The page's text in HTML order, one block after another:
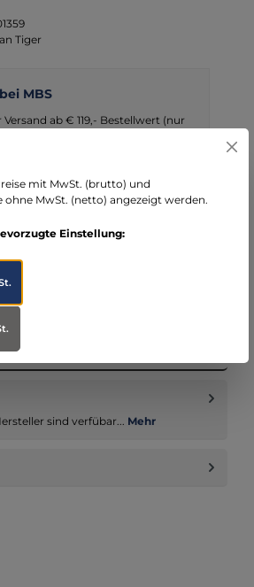
Tiger
MBS
ab € 119,- Bestellwert (nur
mit DHL
für professionelle Einsätze Die
Pouch II ist unverzichtbar für
sind verfübar... Mehr
mit MwSt. (brutto) und
ohne MwSt. (netto) angezeigt werden.
Einstellung: